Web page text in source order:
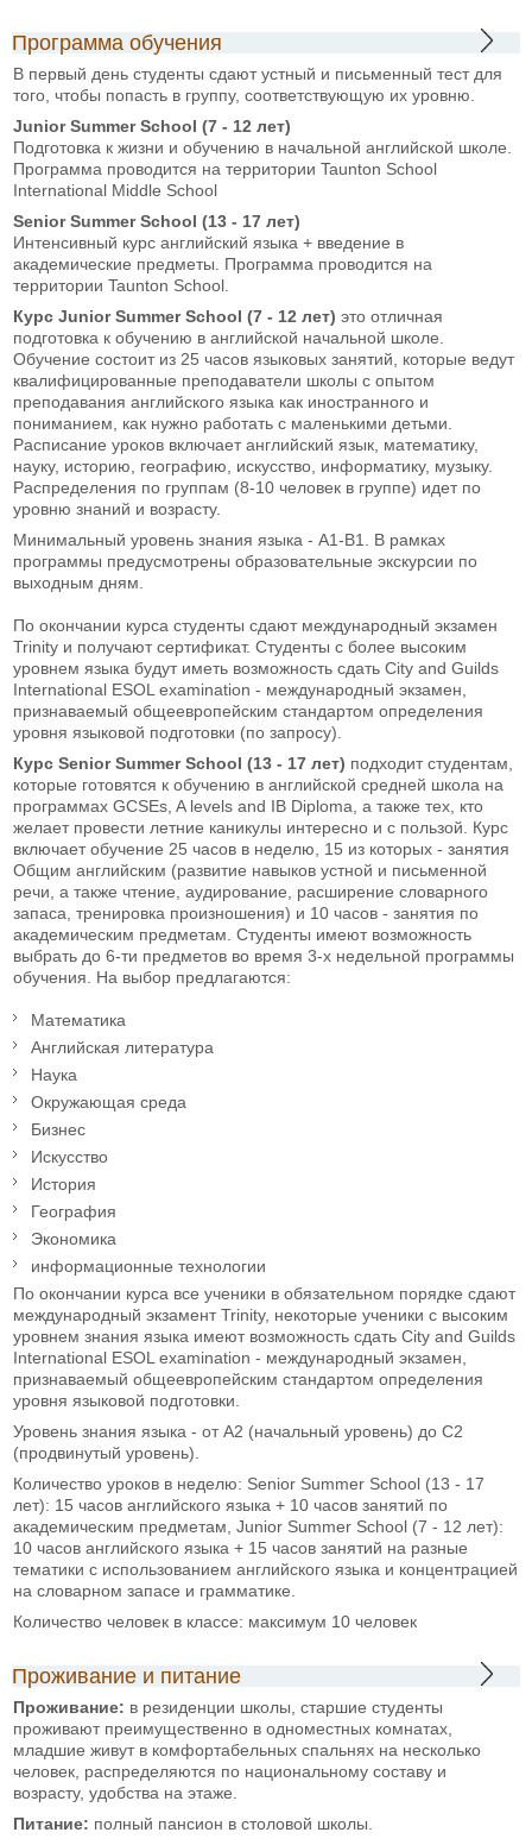
Программа обучения
В первый день студенты сдают устный и письменный тест для
того, чтобы попасть в группу, соответствующую их уровню.
Junior Summer School (7 - 12 лет)
Подготовка к жизни и обучению в начальной английской школе.
Программа проводится на территории Taunton School
International Middle School
Senior Summer School (13 - 17 лет)
Интенсивный курс английский языка + введение в
академические предметы. Программа проводится на
территории Taunton School.
Курс Junior Summer School (7 - 12 лет) это отличная
подготовка к обучению в английской начальной школе.
Обучение состоит из 25 часов языковых занятий, которые ведут
квалифицированные преподаватели школы с опытом
преподавания английского языка как иностранного и
пониманием, как нужно работать с маленькими детьми.
Расписание уроков включает английский язык, математику,
науку, историю, географию, искусство, информатику, музыку.
Распределения по группам (8-10 человек в группе) идет по
уровню знаний и возрасту.
Минимальный уровень знания языка - А1-B1. В рамках
программы предусмотрены образовательные экскурсии по
выходным дням.
По окончании курса студенты сдают международный экзамен
Trinity и получают сертификат. Студенты с более высоким
уровнем языка будут иметь возможность сдать City and Guilds
International ESOL examination - международный экзамен,
признаваемый общеевропейским стандартом определения
уровня языковой подготовки (по запросу).
Курс Senior Summer School (13 - 17 лет) подходит студентам,
которые готовятся к обучению в английской средней школа на
программах GCSEs, A levels and IB Diploma, а также тех, кто
желает провести летние каникулы интересно и с пользой. Курс
включает обучение 25 часов в неделю, 15 из которых - занятия
Общим английским (развитие навыков устной и письменной
речи, а также чтение, аудирование, расширение словарного
запаса, тренировка произношения) и 10 часов - занятия по
академическим предметам. Студенты имеют возможность
выбрать до 6-ти предметов во время 3-х недельной программы
обучения. На выбор предлагаются:
Математика
Английская литература
Наука
Окружающая среда
Бизнес
Искусство
История
География
Экономика
информационные технологии
По окончании курса все ученики в обязательном порядке сдают
международный экзамент Trinity, некоторые ученики с высоким
уровнем знания языка имеют возможность сдать City and Guilds
International ESOL examination - международный экзамен,
признаваемый общеевропейским стандартом определения
уровня языковой подготовки.
Уровень знания языка - от А2 (начальный уровень) до С2
(продвинутый уровень).
Количество уроков в неделю: Senior Summer School (13 - 17
лет): 15 часов английского языка + 10 часов занятий по
академическим предметам, Junior Summer School (7 - 12 лет):
10 часов английского языка + 15 часов занятий на разные
тематики с использованием английского языка и концентрацией
на словарном запасе и грамматике.
Количество человек в классе: максимум 10 человек
Проживание и питание
Проживание: в резиденции школы, старшие студенты
проживают преимущественно в одноместных комнатах,
младшие живут в комфортабельных спальнях на несколько
человек, распределяются по национальному составу и
возрасту, удобства на этаже.
Питание: полный пансион в столовой школы.